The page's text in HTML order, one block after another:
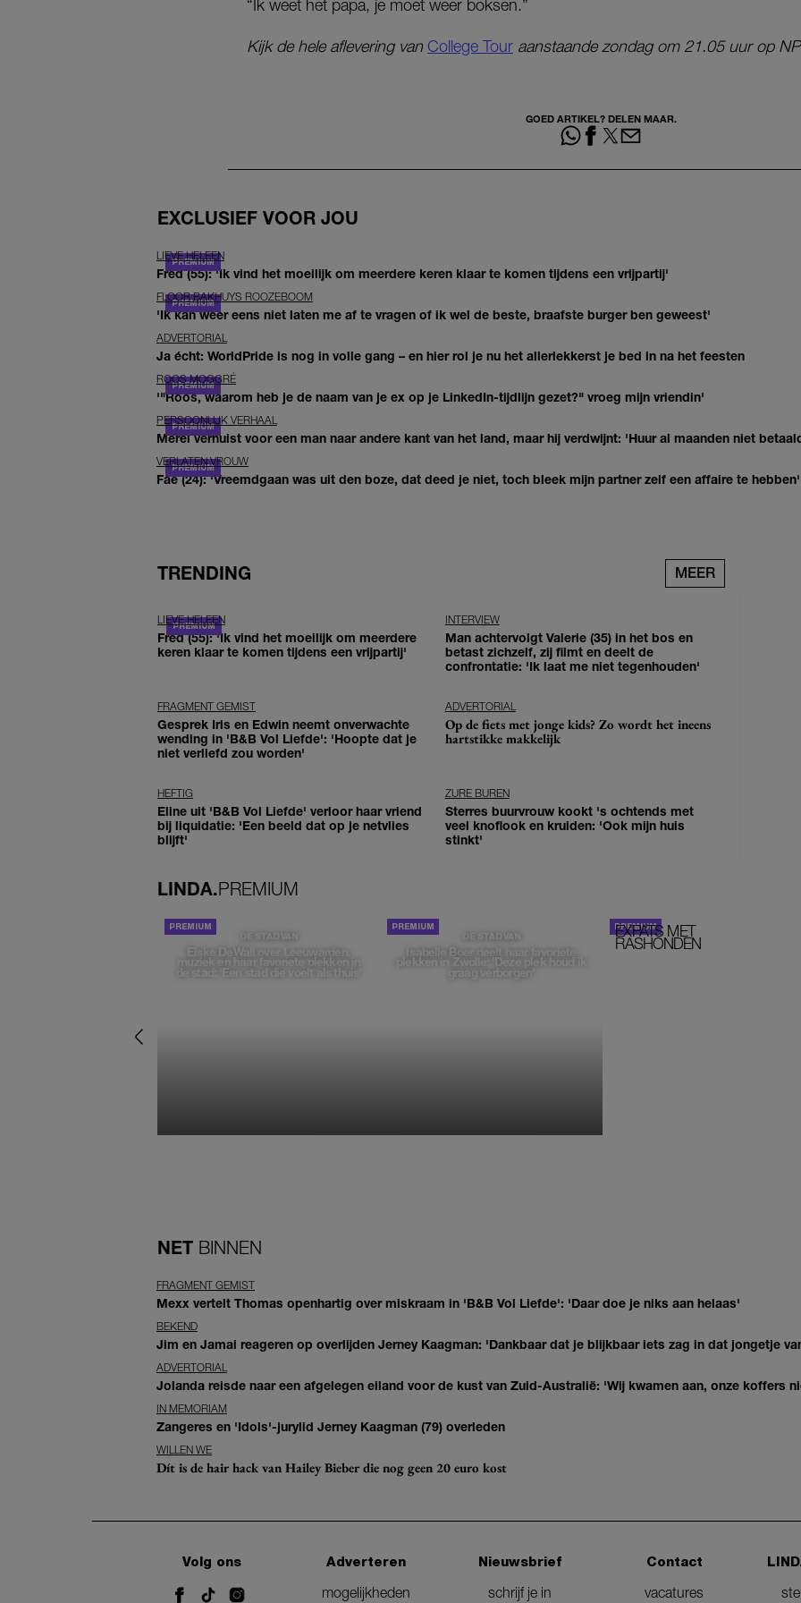
“Ik weet het papa, je moet weer boksen.”
Kijk de hele aflevering vanCollege Tour aanstaande zondag om 21.05 uur op
GOED ARTIKEL? DELEN MAAR.
EXCLUSIEF VOOR JOU
LIEVE HELEEN
Fred (55): 'Ik vind het moeilijk om meerdere keren klaar te komen tijdens een vrijpartij'
FLOOR BAKHUYS ROOZEBOOM
'Ik kan weer eens niet laten me af te vragen of ik wel de beste, braafste burger ben geweest'
ADVERTORIAL
Ja écht: WorldPride is nog in volle gang – en hier rol je nu het allerlekkerst je bed in na het feesten
ROOS MOGGRÉ
'"Roos, waarom heb je de naam van je ex op je LinkedIn-tijdlijn gezet?" vroeg mijn vriendin'
PERSOONLIJK VERHAAL
Merel verhuist voor een man naar andere kant van het land, maar hij verdwijnt: 'Huur al maanden niet
VERLATEN VROUW
Fae (24): 'Vreemdgaan was uit den boze, dat deed je niet, toch bleek mijn partner zelf een affaire te hebben'
TRENDING MEER
LIEVE HELEEN
Fred (55): 'Ik vind het moeilijk om meerdere
keren klaar te komen tijdens een vrijpartij'
INTERVIEW
Man achtervolgt Valerie (35) in het bos en
betast zichzelf, zij filmt en deelt de
confrontatie: 'Ik laat me niet tegenhouden'
FRAGMENT GEMIST
Gesprek Iris en Edwin neemt onverwachte
wending in 'B&B Vol Liefde': 'Hoopte dat je
niet verliefd zou worden'
ADVERTORIAL
Op de fiets met jonge kids? Zo wordt het ineens
hartstikke makkelijk
HEFTIG
Eline uit 'B&B Vol Liefde' verloor haar vriend
bij liquidatie: 'Een beeld dat op je netvlies
blijft'
ZURE BUREN
Sterres buurvrouw kookt 's ochtends met
veel knoflook en kruiden: 'Ook mijn huis
stinkt'
LINDA.PREMIUM
DE STAD VAN
Elske DeWall over Leeuwarden,
muziek en haar favoriete plekken in
de stad: 'Een stad die voelt als thuis'
DE STAD VAN
Isabelle Boer deelt haar favoriete
plekken in Zwolle: 'Deze plek houd ik
graag verborgen'
EXPATS MET
RASHONDEN
NET BINNEN
FRAGMENT GEMIST
Mexx vertelt Thomas openhartig over miskraam in 'B&B Vol Liefde': 'Daar doe je niks aan helaas'
BEKEND
Jim en Jamai reageren op overlijden Jerney Kaagman: 'Dankbaar dat je blijkbaar iets zag in dat jongetje
ADVERTORIAL
Jolanda reisde naar een afgelegen eiland voor de kust van Zuid-Australië: 'Wij kwamen aan, onze koffers
IN MEMORIAM
Zangeres en 'Idols'-jurylid Jerney Kaagman (79) overleden
WILLEN WE
Dít is de hair hack van Hailey Bieber die nog geen 20 euro kost
Volg ons
Adverteren
mogelijkheden
Nieuwsbrief
schrijf je in
Contact
vacatures